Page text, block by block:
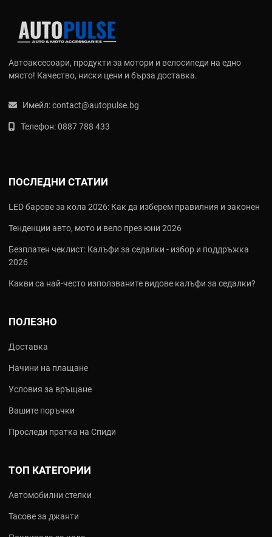
Автоаксесоари, продукти за мотори и велосипеди на едно
място! Качество, ниски цени и бърза доставка.
Имейл:contact@autopulse.bg
Телефон:0887 788 433
ПОСЛЕДНИ СТАТИИ
LED барове за кола 2026: Как да изберем правилния и законен
Тенденции авто, мото и вело през юни 2026
Безплатен чеклист: Калъфи за седалки - избор и поддръжка
2026
Какви са най‑често използваните видове калъфи за седалки?
ПОЛЕЗНО
Доставка
Начини на плащане
Условия за връщане
Вашите поръчки
Проследи пратка на Спиди
ТОП КАТЕГОРИИ
Автомобилни стелки
Тасове за джанти